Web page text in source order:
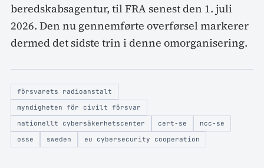
beredskabsagentur, til FRA senest den 1. juli
2026. Den nu gennemførte overførsel markerer
dermed det sidste trin i denne omorganisering.
försvarets radioanstalt
myndigheten för civilt försvar
nationellt cybersäkerhetscenter
cert-se
ncc-se
osse
sweden eu cybersecurity cooperation